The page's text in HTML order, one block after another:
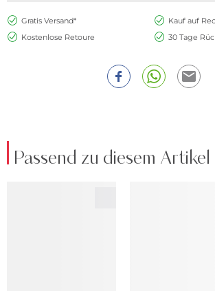
Gratis Versand*
Kauf auf
Kostenlose Retoure
30 Tage
Passend zu diesem Artikel